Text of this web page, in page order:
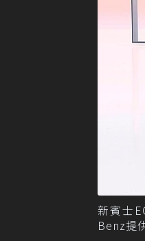
新賓士
Benz提